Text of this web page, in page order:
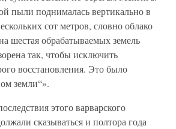
пыли поднималась вертикально в
сот метров, словно облако
шестая обрабатываемых земель
так, чтобы исключить
восстановления. Это было
земли“».
этого варварского
сказываться и полтора года